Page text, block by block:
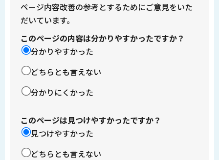
ページ内容改善の参考とするためにご意見をいた
だいています。
このページの内容は分かりやすかったですか？
分かりやすかった
どちらとも言えない
分かりにくかった
このページは見つけやすかったですか？
見つけやすかった
どちらとも言えない